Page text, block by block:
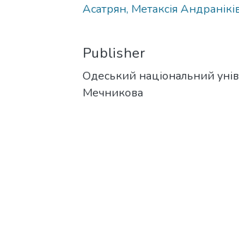
Асатрян, Метаксія
Publisher
Одеський національний
Мечникова